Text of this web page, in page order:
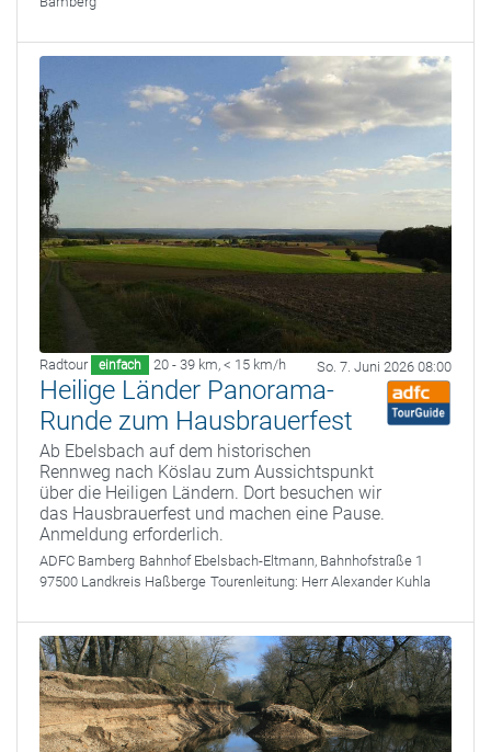
Radtour einfach 20 - 39 km, < 15 km/h So. 7. Juni 2026 08:00
Heilige Länder Panorama-
Runde zum Hausbrauerfest
Ab Ebelsbach auf dem historischen
Rennweg nach Köslau zum Aussichtspunkt
über die Heiligen Ländern. Dort besuchen wir
das Hausbrauerfest und machen eine Pause.
Anmeldung erforderlich.
ADFC Bamberg Bahnhof Ebelsbach-Eltmann, Bahnhofstraße 1
97500 Landkreis Haßberge Tourenleitung: Herr Alexander Kuhla